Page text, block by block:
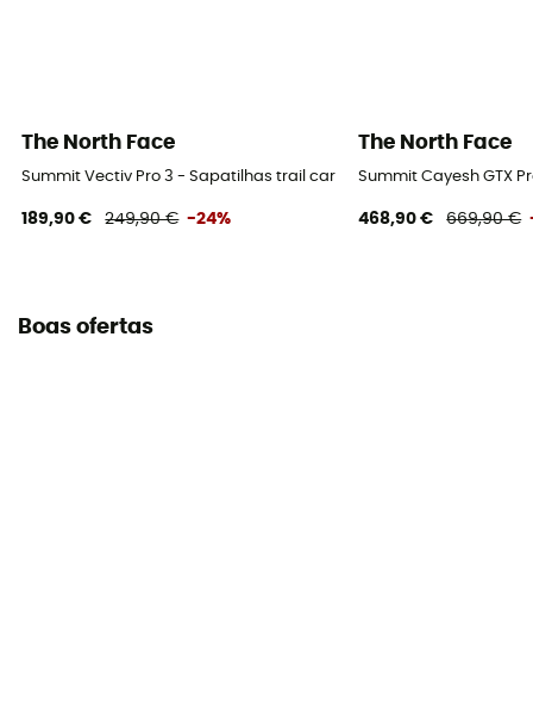
The North Face
Summit Vectiv Pro 3 - Sapatilhas trail carbono
189,90 € 249,90 € -24%
The North Face
Summit Cayesh GTX
468,90 € 669,90 €
Boas ofertas